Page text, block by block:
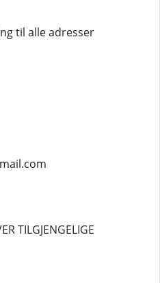
til alle adresser
TILGJENGELIGE